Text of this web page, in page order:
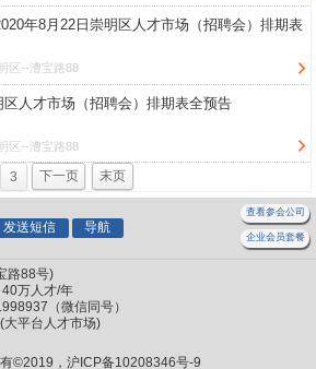
年8月22日崇明区人才市场（招聘会）排期表
区--漕宝路88
区人才市场（招聘会）排期表全预告
区--漕宝路88
3 下一页 末页
发送短信 导航
查看参会公司
企业会员套餐
路88号)
万人才/年
（微信同号）
平台人才市场)
©2019，沪ICP备10208346号-9